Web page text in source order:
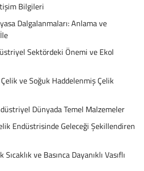
Bilgileri
Dalgalanmaları: Anlama ve
Sektördeki Önemi ve Ekol
ve Soğuk Haddelenmiş Çelik
Dünyada Temel Malzemeler
Endüstrisinde Geleceği Şekillendiren
ve Basınca Dayanıklı Vasıflı